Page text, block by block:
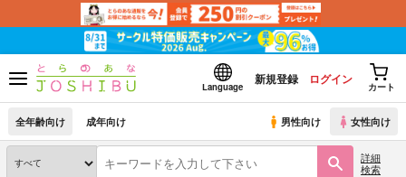
Language
新規登録 ログイン
カート
全年齢向け 成年向け 男性向け 女性向け
詳細
検索